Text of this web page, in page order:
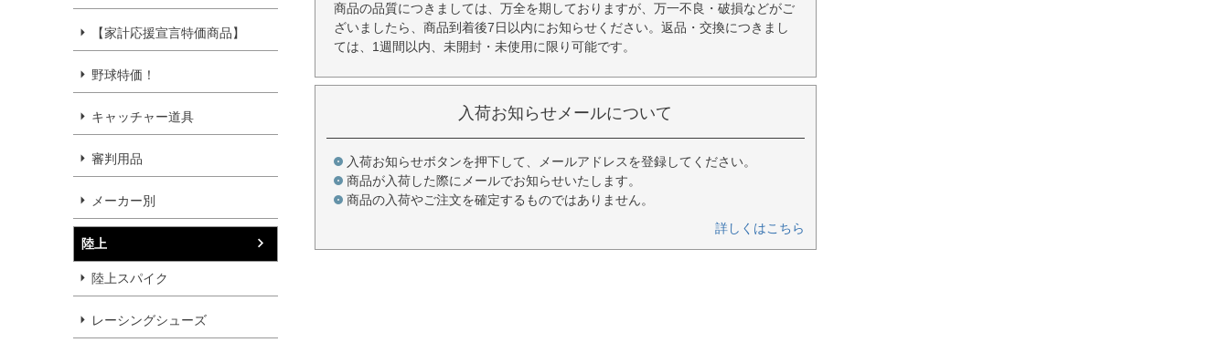
【家計応援宣言特価商品】
野球特価！
キャッチャー道具
審判用品
メーカー別
陸上
陸上スパイク
レーシングシューズ
商品の品質につきましては、万全を期しておりますが、万一不良・破損などがご
ざいましたら、商品到着後7日以内にお知らせください。返品・交換につきまし
ては、1週間以内、未開封・未使用に限り可能です。
入荷お知らせメールについて
入荷お知らせボタンを押下して、メールアドレスを登録してください。
商品が入荷した際にメールでお知らせいたします。
商品の入荷やご注文を確定するものではありません。
詳しくはこちら